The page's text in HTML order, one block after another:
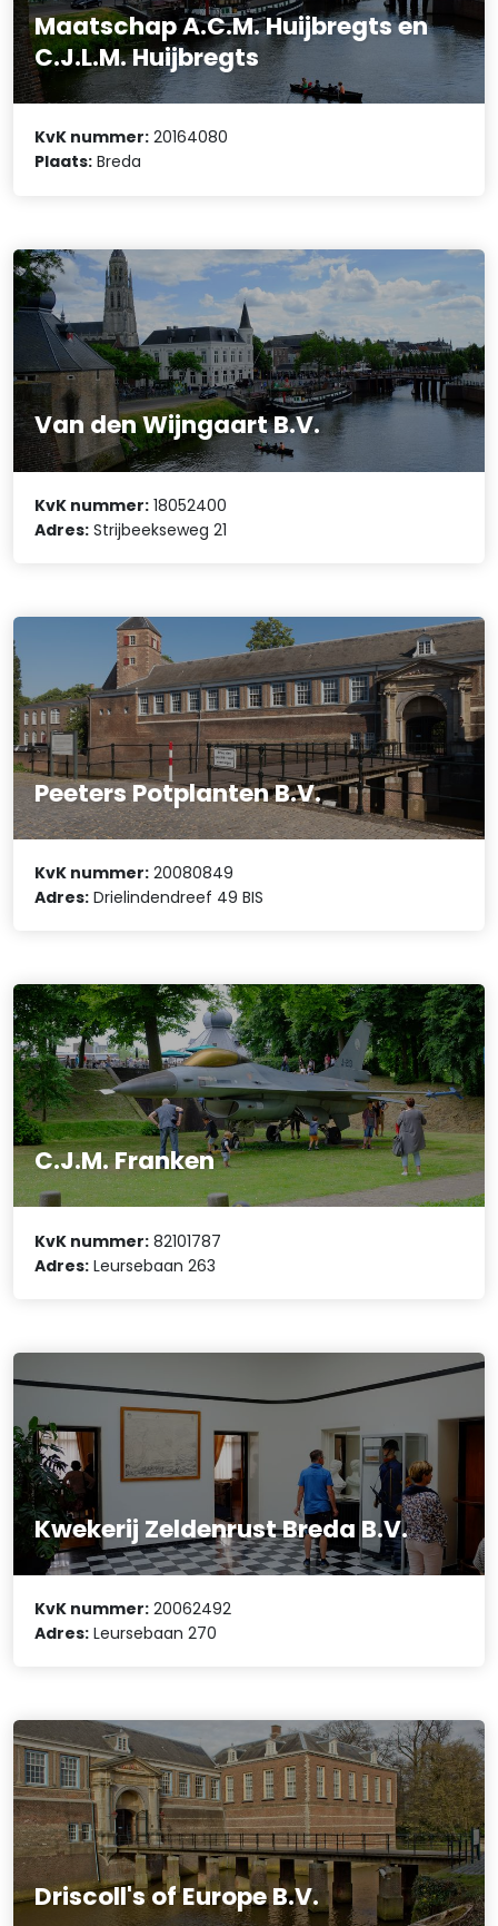
Maatschap A.C.M. Huijbregts en
C.J.L.M. Huijbregts
KvK nummer: 20164080
Plaats: Breda
Van den Wijngaart B.V.
KvK nummer: 18052400
Adres: Strijbeekseweg 21
Peeters Potplanten B.V.
KvK nummer: 20080849
Adres: Drielindendreef 49 BIS
C.J.M. Franken
KvK nummer: 82101787
Adres: Leursebaan 263
Kwekerij Zeldenrust Breda B.V.
KvK nummer: 20062492
Adres: Leursebaan 270
Driscoll's of Europe B.V.